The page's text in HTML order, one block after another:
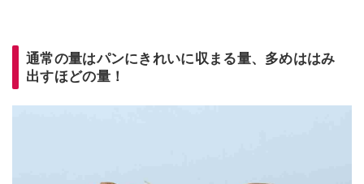
通常の量はパンにきれいに収まる量、多めははみ
出すほどの量！